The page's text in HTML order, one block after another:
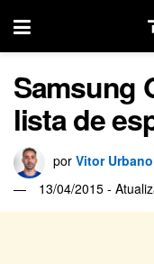
Samsung
lista de
por Vitor Urbano
13/04/2015 -